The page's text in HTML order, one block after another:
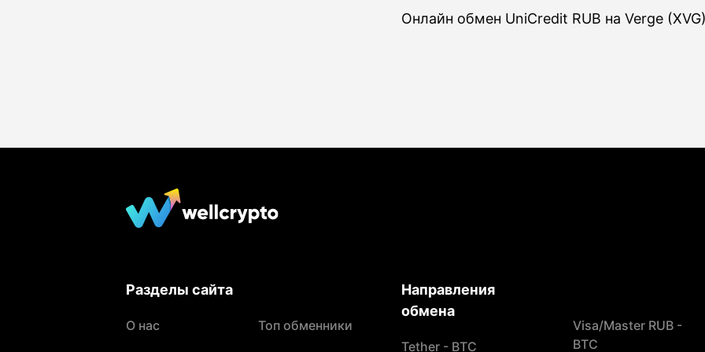
Онлайн обмен UniCredit RUB на Verge
Разделы сайта
О нас Топ обменники
Направления
обмена
Tether - BTC
Visa/Master RUB -
BTC